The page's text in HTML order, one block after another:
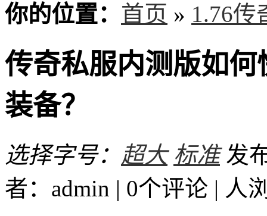
你的位置： 首页 » 1.76传
传奇私服内测版如
装备？
选择字号： 超大 标准 发
者：admin | 0个评论 | 人